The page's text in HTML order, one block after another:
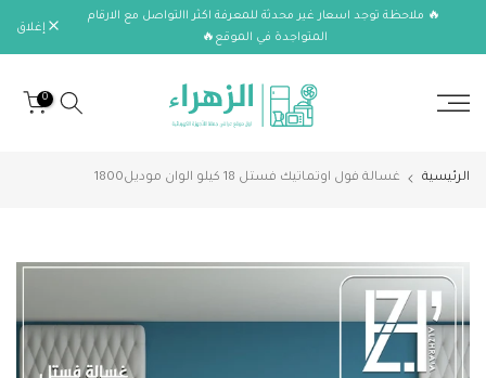
الانتقال🔥 ملاحظة توجد اسعار غير محدثة للمعرفة اكثر االتواصل مع الارقام
المتواجدة في الموقع🔥
إغلاق
0
الرئيسية غسالة فول اوتماتيك فستل 18 كيلو الوان موديل1800